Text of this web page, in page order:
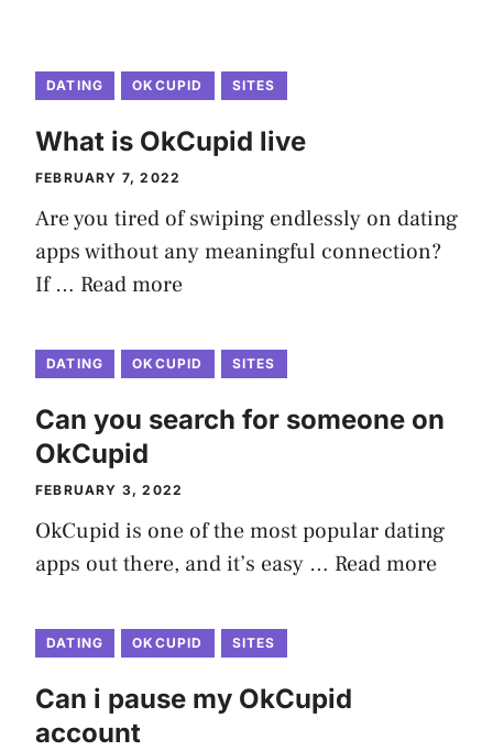
DATING OKCUPID SITES
What is OkCupid live
FEBRUARY 7, 2022
Are you tired of swiping endlessly on dating
apps without any meaningful connection?
If … Read more
DATING OKCUPID SITES
Can you search for someone on
OkCupid
FEBRUARY 3, 2022
OkCupid is one of the most popular dating
apps out there, and it’s easy … Read more
DATING OKCUPID SITES
Can i pause my OkCupid
account